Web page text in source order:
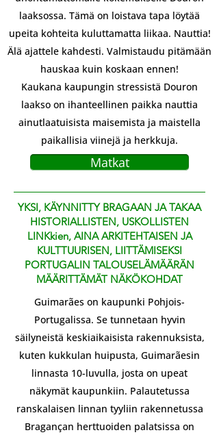
laaksossa. Tämä on loistava tapa löytää
upeita kohteita kuluttamatta liikaa. Nauttia!
Älä ajattele kahdesti. Valmistaudu pitämään
hauskaa kuin koskaan ennen!
Kaukana kaupungin stressistä Douron
laakso on ihanteellinen paikka nauttia
ainutlaatuisista maisemista ja maistella
paikallisia viinejä ja herkkuja.
Matkat
YKSI, KÄYNNITTY BRAGAAN JA TAKAA
HISTORIALLISTEN, USKOLLISTEN
LINKkien, AINA ARKITEHTAISEN JA
KULTTUURISEN, LIITTÄMISEKSI
PORTUGALIN TALOUSELÄMÄÄRÄN
MÄÄRITTÄMÄT NÄKÖKOHDAT
Guimarães on kaupunki Pohjois-
Portugalissa. Se tunnetaan hyvin
säilyneistä keskiaikaisista rakennuksista,
kuten kukkulan huipusta, Guimarãesin
linnasta 10-luvulla, josta on upeat
näkymät kaupunkiin. Palautetussa
ranskalaisen linnan tyyliin rakennetussa
Bragançan herttuoiden palatsissa on